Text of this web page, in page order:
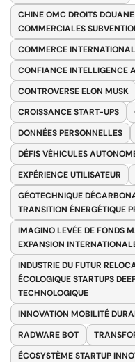
CHINE OMC DROITS
COMMERCIALES
COMMERCE INTERNATIONAL
CONFIANCE INTELLIGENCE
CONTROVERSE ELON MUSK
CROISSANCE START-UPS
DONNÉES PERSONNELLES
DÉFIS VÉHICULES
EXPÉRIENCE UTILISATEUR
GÉOTECHNIQUE
TRANSITION ÉNERGÉTIQUE
IMAGINO LEVÉE DE FONDS
EXPANSION
INDUSTRIE DU FUTUR
ÉCOLOGIQUE STARTUPS
TECHNOLOGIQUE
INNOVATION MOBILITÉ
RADWARE BOT
ÉCOSYSTÈME STARTUP